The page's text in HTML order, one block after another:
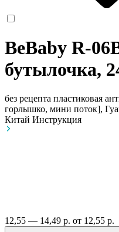
BeBaby R-
бутылочка,
без рецепта пластиковая
горлышко, мини поток],
Китай Инструкция
12,55 — 14,49 р. от 12,55 р.